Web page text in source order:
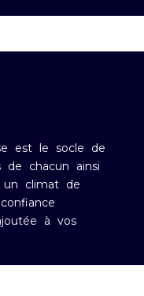
est le socle de
de chacun ainsi
climat de
à vos